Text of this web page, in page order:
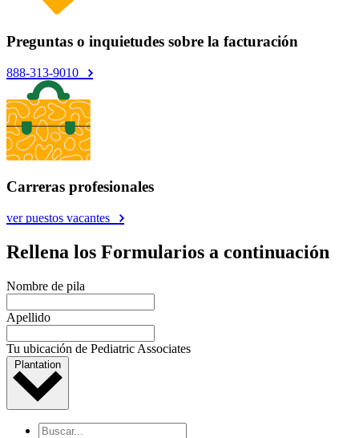
Preguntas o inquietudes sobre la facturación
888-313-9010
Carreras profesionales
ver puestos vacantes
Rellena los Formularios a continuación
Nombre de pila
Apellido
Tu ubicación de Pediatric Associates
Plantation